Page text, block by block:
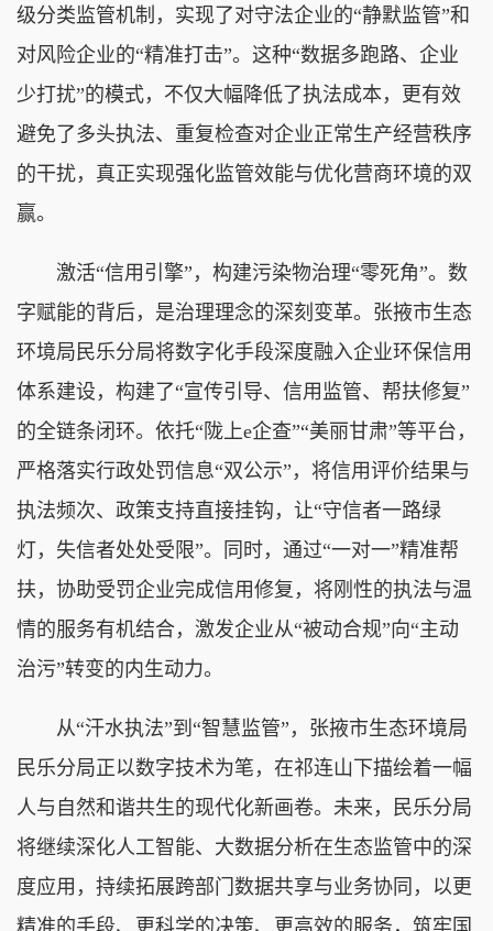
级分类监管机制，实现了对守法企业的“静默监管”和
对风险企业的“精准打击”。这种“数据多跑路、企业
少打扰”的模式，不仅大幅降低了执法成本，更有效
避免了多头执法、重复检查对企业正常生产经营秩序
的干扰，真正实现强化监管效能与优化营商环境的双
赢。
激活“信用引擎”，构建污染物治理“零死角”。数
字赋能的背后，是治理理念的深刻变革。张掖市生态
环境局民乐分局将数字化手段深度融入企业环保信用
体系建设，构建了“宣传引导、信用监管、帮扶修复”
的全链条闭环。依托“陇上e企查”“美丽甘肃”等平台，
严格落实行政处罚信息“双公示”，将信用评价结果与
执法频次、政策支持直接挂钩，让“守信者一路绿
灯，失信者处处受限”。同时，通过“一对一”精准帮
扶，协助受罚企业完成信用修复，将刚性的执法与温
情的服务有机结合，激发企业从“被动合规”向“主动
治污”转变的内生动力。
从“汗水执法”到“智慧监管”，张掖市生态环境局
民乐分局正以数字技术为笔，在祁连山下描绘着一幅
人与自然和谐共生的现代化新画卷。未来，民乐分局
将继续深化人工智能、大数据分析在生态监管中的深
度应用，持续拓展跨部门数据共享与业务协同，以更
精准的手段、更科学的决策、更高效的服务，筑牢国